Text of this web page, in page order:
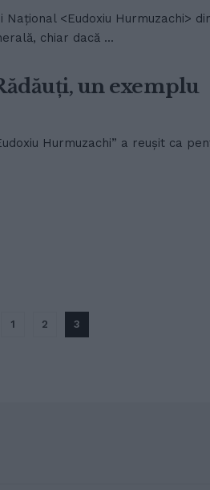
Național <Eudoxiu Hurmuzachi>
chiar dacă ...
un exemplu
Hurmuzachi” a reușit ca
1 2 3